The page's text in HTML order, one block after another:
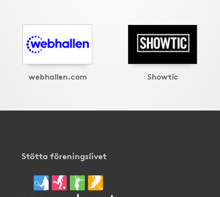
webhallen.com Showtic
Stötta föreningslivet